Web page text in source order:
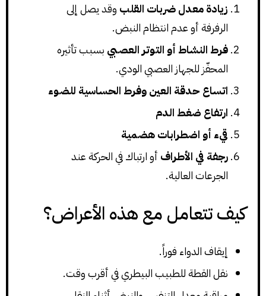
زيادة معدل ضربات القلب وقد يصل إلى
الرفرفة أو عدم انتظام النبض.
فرط النشاط أو التوتر العصبي بسبب تأثيره
المحفّز للجهاز العصبي الودي.
اتساع حدقة العين وفرط الحساسية للضوء
ارتفاع ضغط الدم
قيء أو اضطرابات هضمية
رجفة في الأطراف أو ارتباك في الحركة عند
الجرعات العالية.
كيف تتعامل مع هذه الأعراض؟
إيقاف الدواء فوراً.
نقل القطة للطبيب البيطري في أقرب وقت.